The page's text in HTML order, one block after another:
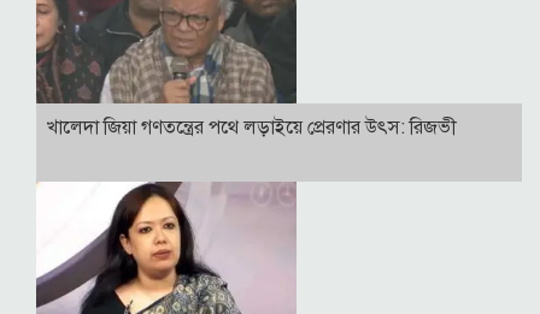
খালেদা জিয়া গণতন্ত্রের পথে লড়াইয়ে প্রেরণার উৎস: রিজভী